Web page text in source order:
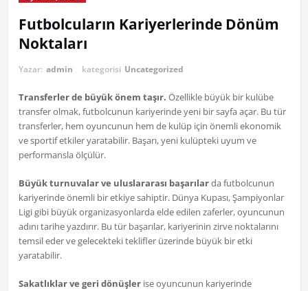
Futbolcuların Kariyerlerinde Dönüm
Noktaları
Yazar: admin kategorisi Uncategorized
Transferler de büyük önem taşır. Özellikle büyük bir kulübe
transfer olmak, futbolcunun kariyerinde yeni bir sayfa açar. Bu tür
transferler, hem oyuncunun hem de kulüp için önemli ekonomik
ve sportif etkiler yaratabilir. Başarı, yeni kulüpteki uyum ve
performansla ölçülür.
Büyük turnuvalar ve uluslararası başarılarda futbolcunun
kariyerinde önemli bir etkiye sahiptir. Dünya Kupası, Şampiyonlar
Ligi gibi büyük organizasyonlarda elde edilen zaferler, oyuncunun
adını tarihe yazdırır. Bu tür başarılar, kariyerinin zirve noktalarını
temsil eder ve gelecekteki teklifler üzerinde büyük bir etki
yaratabilir.
Sakatlıklar ve geri dönüşlerise oyuncunun kariyerinde